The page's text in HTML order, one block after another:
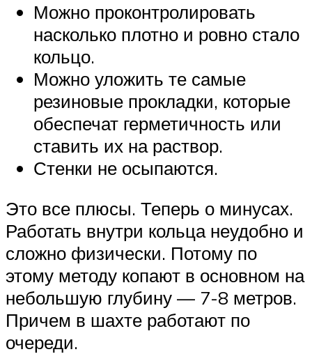
Можно проконтролировать
насколько плотно и ровно стало
кольцо.
Можно уложить те самые
резиновые прокладки, которые
обеспечат герметичность или
ставить их на раствор.
Стенки не осыпаются.
Это все плюсы. Теперь о минусах.
Работать внутри кольца неудобно и
сложно физически. Потому по
этому методу копают в основном на
небольшую глубину — 7-8 метров.
Причем в шахте работают по
очереди.